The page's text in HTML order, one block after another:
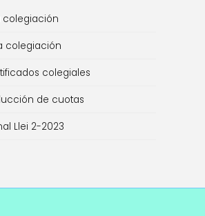
colegiación
colegiación
colegiales
de cuotas
Llei 2-2023